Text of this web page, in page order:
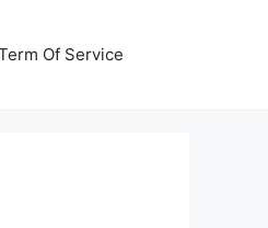
Of Service